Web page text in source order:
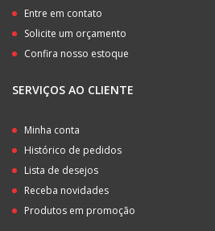
Entre em contato
Solicite um orçamento
Confira nosso estoque
SERVIÇOS AO CLIENTE
Minha conta
Histórico de pedidos
Lista de desejos
Receba novidades
Produtos em promoção